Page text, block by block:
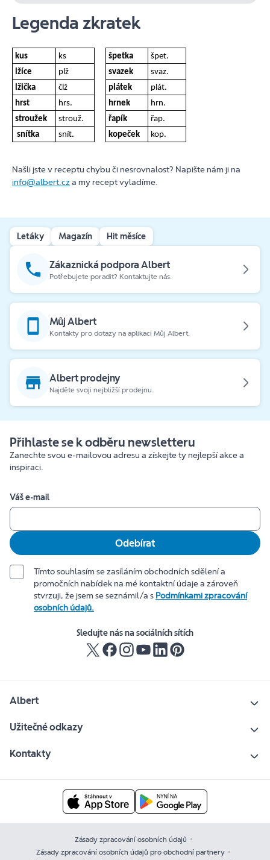
Legenda zkratek
kus ks špetka
špet.
lžíce
plž svazek
svaz.
lžička
člž plátek
plát.
hrst
hrs. hrnek
hrn.
stroužek
strouž. řapík
řap.
snítka
snít. kopeček kop.
Našli jste v receptu chybu či nesrovnalost? Napište nám ji na
info@albert.cza my recept vyladíme.
Letáky Magazín Hit měsíce
Zákaznická podpora Albert
Potřebujete poradit? Kontaktujte nás.
Můj Albert
Kontakty pro dotazy na aplikaci Můj Albert.
Albert prodejny
Najděte svoji nejbližší prodejnu.
Přihlaste se k odběru newsletteru
Zanechte svou e-mailovou adresu a získejte ty nejlepší akce a
inspiraci.
Váš e-mail
Odebírat
Tímto souhlasím se zasíláním obchodních sdělení a
promočních nabídek na mé kontaktní údaje a zároveň
stvrzuji, že jsem se seznámil/a s Podmínkami zpracování
osobních údajů.
Sledujte nás na sociálních sítích
Albert
Užitečné odkazy
Kontakty
Zásady zpracování osobních údajů
Zásady zpracování osobních údajů pro obchodní partnery